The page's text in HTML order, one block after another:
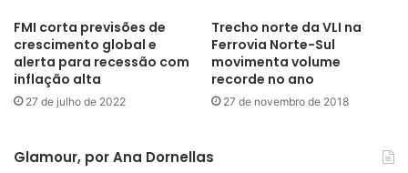
FMI corta previsões de
crescimento global e
alerta para recessão com
inflação alta
27 de julho de 2022
Trecho norte da VLI na
Ferrovia Norte-Sul
movimenta volume
recorde no ano
27 de novembro de 2018
Glamour, por Ana Dornellas